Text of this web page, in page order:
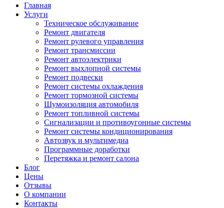
Главная
Услуги
Техническое обслуживание
Ремонт двигателя
Ремонт рулевого управления
Ремонт трансмиссии
Ремонт автоэлектрики
Ремонт выхлопной системы
Ремонт подвески
Ремонт системы охлаждения
Ремонт тормозной системы
Шумоизоляция автомобиля
Ремонт топливной системы
Сигнализации и противоугонные системы
Ремонт системы кондиционирования
Автозвук и мультимедиа
Программные доработки
Перетяжка и ремонт салона
Блог
Цены
Отзывы
О компании
Контакты